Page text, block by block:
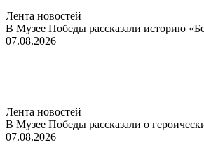
Лента новостей
В Музее Победы рассказали историю
07.08.2026
Лента новостей
В Музее Победы рассказали о
07.08.2026